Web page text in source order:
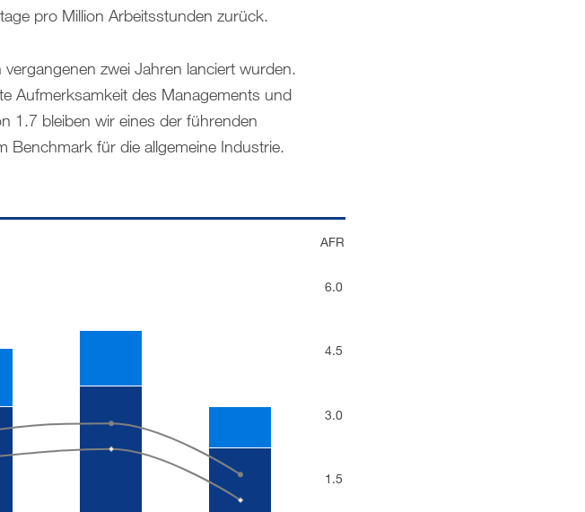
pro Million Arbeitsstunden zurück.
zwei Jahren lanciert wurden.
Aufmerksamkeit des Managements und
1.7 bleiben wir eines der führenden
Benchmark für die allgemeine Industrie.
AFR
1.5
3.0
4.5
6.0